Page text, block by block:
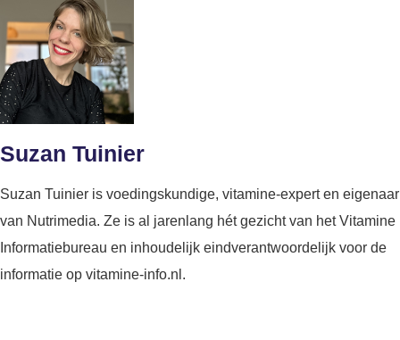
Suzan Tuinier
Suzan Tuinier is voedingskundige, vitamine-expert en eigenaar
van Nutrimedia. Ze is al jarenlang hét gezicht van het Vitamine
Informatiebureau en inhoudelijk eindverantwoordelijk voor de
informatie op vitamine-info.nl.